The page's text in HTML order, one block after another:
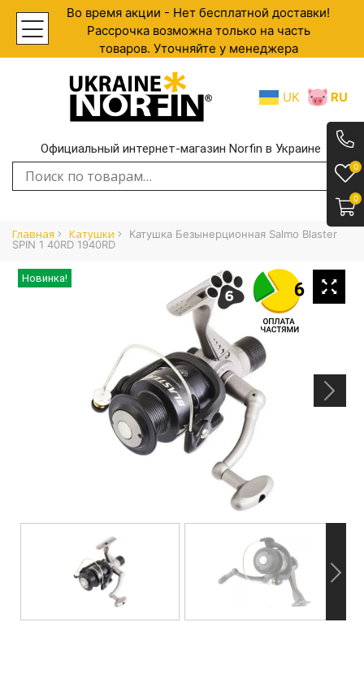
Во время акции - Нет бесплатной доставки!
Рассрочка возможна только на часть
товаров. Уточняйте у менеджера
UK RU
Официальный интернет-магазин Norfin в Украине
Искать:
Главная Катушки
Катушка Безынерционная Salmo Blaster
SPIN 1 40RD 1940RD
0
0
Новинка!